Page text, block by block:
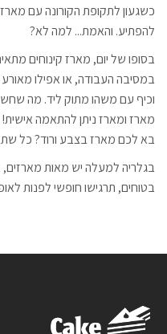
כשגעון לתקופת הקורונה עם
להפתיע. והאמת... למה לא?
בסופו של יום, מארז קינוחים
במסיבה העבודה, או אפילו
וכיף עם משהו מתוק ליד. מה
מארז ומארז ניתן להתאמה
בא לכם מארז בצבע ורוד? כל
בגלריה למעלה יש מאות
בטוחים, תרגישו חופשי לפנות